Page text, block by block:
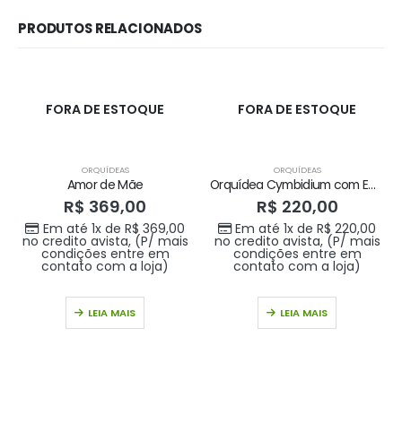
PRODUTOS RELACIONADOS
FORA DE ESTOQUE
ORQUÍDEAS
Amor de Mãe
R$ 369,00
Em até 1x de R$ 369,00
no credito avista, (P/ mais
condições entre em
contato com a loja)
LEIA MAIS
FORA DE ESTOQUE
ORQUÍDEAS
Orquídea Cymbidium com Embalagem
R$ 220,00
Em até 1x deR$ 220,00
no credito avista, (P/ mais
condições entre em
contato com a loja)
LEIA MAIS